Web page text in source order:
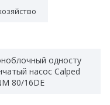
односту
насос Calped
80/16DE